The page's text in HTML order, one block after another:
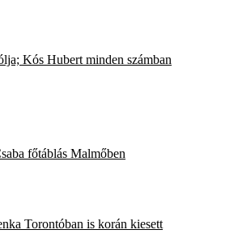
Kós Hubert minden számban
főtáblás Malmőben
Torontóban is korán kiesett